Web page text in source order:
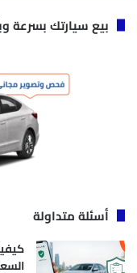
بيع سيارتك بسرعة
أسئلة متداولة